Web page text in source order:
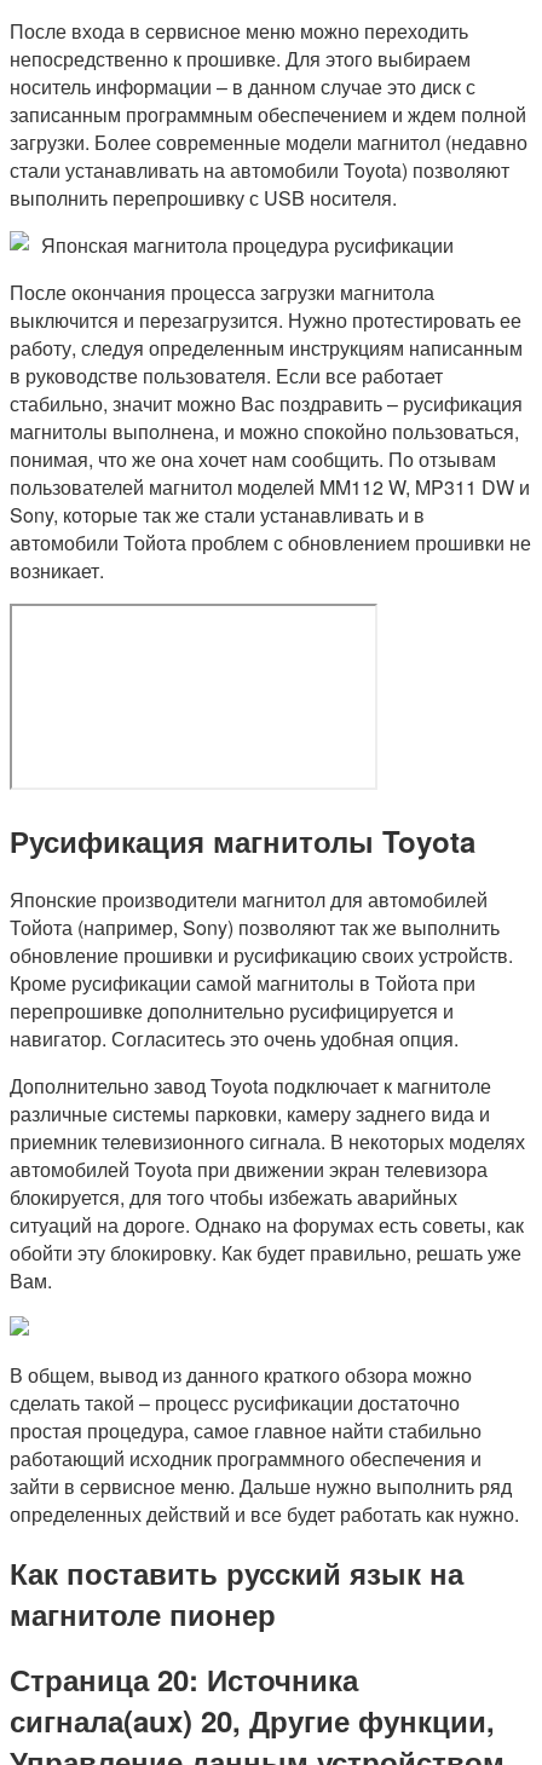
После входа в сервисное меню можно переходить
непосредственно к прошивке. Для этого выбираем
носитель информации – в данном случае это диск с
записанным программным обеспечением и ждем полной
загрузки. Более современные модели магнитол (недавно
стали устанавливать на автомобили Toyota) позволяют
выполнить перепрошивку с USB носителя.
Японская магнитола процедура русификации
После окончания процесса загрузки магнитола
выключится и перезагрузится. Нужно протестировать ее
работу, следуя определенным инструкциям написанным
в руководстве пользователя. Если все работает
стабильно, значит можно Вас поздравить – русификация
магнитолы выполнена, и можно спокойно пользоваться,
понимая, что же она хочет нам сообщить. По отзывам
пользователей магнитол моделей MM112 W, MP311 DW и
Sony, которые так же стали устанавливать и в
автомобили Тойота проблем с обновлением прошивки не
возникает.
Русификация магнитолы Toyota
Японские производители магнитол для автомобилей
Тойота (например, Sony) позволяют так же выполнить
обновление прошивки и русификацию своих устройств.
Кроме русификации самой магнитолы в Тойота при
перепрошивке дополнительно русифицируется и
навигатор. Согласитесь это очень удобная опция.
Дополнительно завод Toyota подключает к магнитоле
различные системы парковки, камеру заднего вида и
приемник телевизионного сигнала. В некоторых моделях
автомобилей Toyota при движении экран телевизора
блокируется, для того чтобы избежать аварийных
ситуаций на дороге. Однако на форумах есть советы, как
обойти эту блокировку. Как будет правильно, решать уже
Вам.
В общем, вывод из данного краткого обзора можно
сделать такой – процесс русификации достаточно
простая процедура, самое главное найти стабильно
работающий исходник программного обеспечения и
зайти в сервисное меню. Дальше нужно выполнить ряд
определенных действий и все будет работать как нужно.
Как поставить русский язык на
магнитоле пионер
Страница 20: Источника
сигнала(aux) 20, Другие функции,